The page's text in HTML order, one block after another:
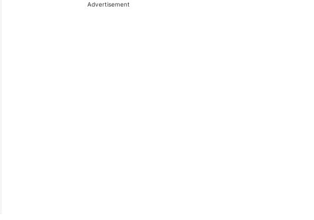
Advertisement